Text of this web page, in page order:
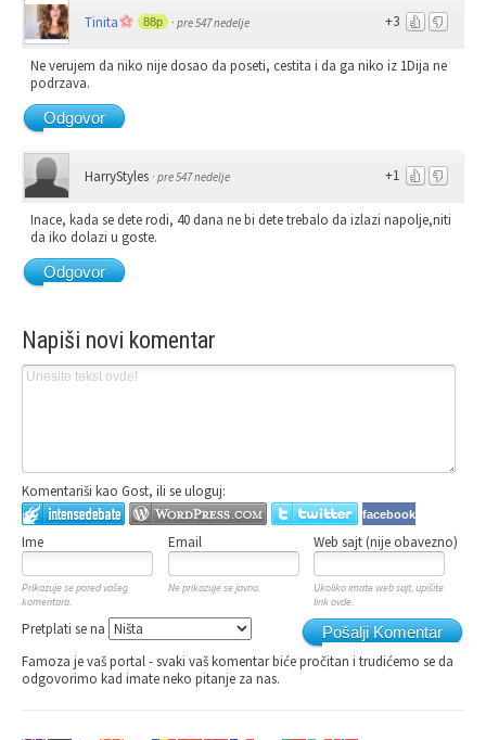
+3
Tinita 88p · pre 547 nedelje
Ne verujem da niko nije dosao da poseti, cestita i da ga niko iz 1Dija ne
podrzava.
Odgovor
+1
HarryStyles · pre 547 nedelje
Inace, kada se dete rodi, 40 dana ne bi dete trebalo da izlazi napolje,niti
da iko dolazi u goste.
Odgovor
Napiši novi komentar
Komentariši kao Gost, ili se uloguj:
facebook
Ime Email Web sajt (nije obavezno)
Prikazuje se pored vašeg
komentara.
Ne prikazuje se javno.
Ukoliko imate web sajt, upišite
link ovde.
Pošalji Komentar
Pretplati se na
Famoza je vaš portal - svaki vaš komentar biće pročitan i trudićemo se da
odgovorimo kad imate neko pitanje za nas.